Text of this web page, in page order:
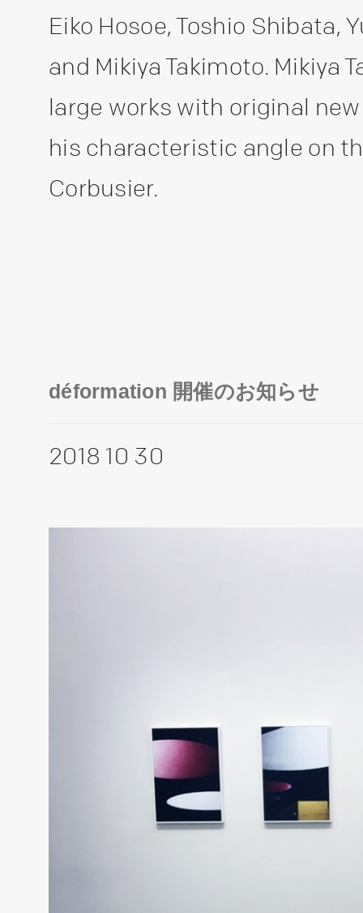
Eiko Hosoe, Toshio Shibata,
and Mikiya Takimoto. Mikiya
large works with original
his characteristic angle on
Corbusier.
déformation 開催のお知らせ
2018 10 30